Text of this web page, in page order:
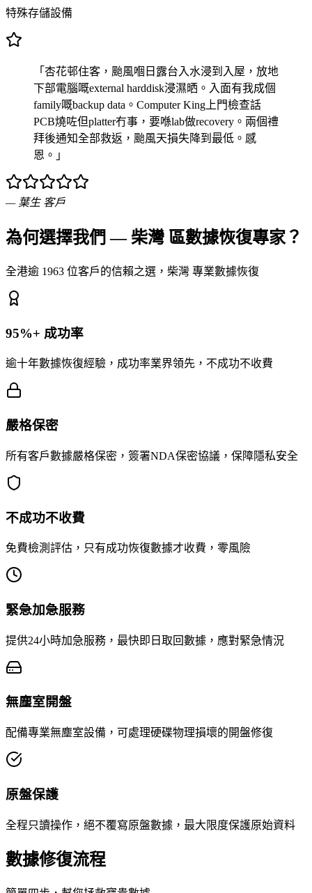
特殊存儲設備
「杏花邨住客，颱風嗰日露台入水浸到入屋，放地
下部電腦嘅external harddisk浸濕晒。入面有我成個
family嘅backup data。Computer King上門檢查話
PCB燒咗但platter冇事，要喺lab做recovery。兩個禮
拜後通知全部救返，颱風天損失降到最低。感
恩。」
— 葉生客戶
為何選擇我們 — 柴灣 區數據恢復專家？
全港逾 1963 位客戶的信賴之選，柴灣 專業數據恢復
95%+ 成功率
逾十年數據恢復經驗，成功率業界領先，不成功不收費
嚴格保密
所有客戶數據嚴格保密，簽署NDA保密協議，保障隱私安全
不成功不收費
免費檢測評估，只有成功恢復數據才收費，零風險
緊急加急服務
提供24小時加急服務，最快即日取回數據，應對緊急情況
無塵室開盤
配備專業無塵室設備，可處理硬碟物理損壞的開盤修復
原盤保護
全程只讀操作，絕不覆寫原盤數據，最大限度保護原始資料
數據修復流程